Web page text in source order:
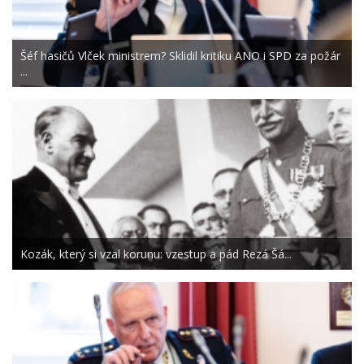
Šéf hasičů Vlček ministrem? Sklidil kritiku ANO i SPD za požár
...
Kozák, který si vzal korunu: vzestup a pád Rezá Šá...